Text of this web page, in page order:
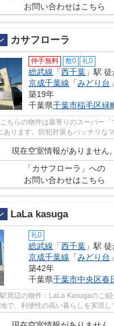
お問い合わせはこちら
カサフローラ
仲手無料 敷0 礼0
総武線 「西千葉 」駅
京成千葉線 「みどり台
築19年
千葉県千葉市稲毛区緑
こちらの物件は最寄りのスーパー
あります。防犯対策もバッチリな
現在空室情報がありません。
「カサフローラ」への
お問い合わせはこちら
LaLa kasuga
礼0
総武線 「西千葉 」駅
京成千葉線 「みどり台
築42年
千葉県千葉市中央区春
周辺の物件：LaLa Kasugaのご
で、利便性の高い暮らしを実現